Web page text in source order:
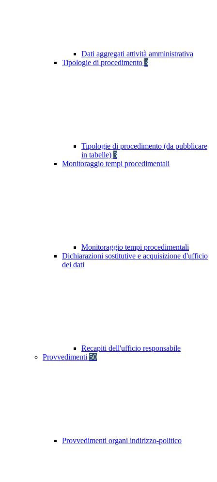
Dati aggregati attività amministrativa
Tipologie di procedimento 3
Tipologie di procedimento (da pubblicare
in tabelle) 3
Monitoraggio tempi procedimentali
Monitoraggio tempi procedimentali
Dichiarazioni sostitutive e acquisizione d'ufficio
dei dati
Recapiti dell'ufficio responsabile
Provvedimenti 50
Provvedimenti organi indirizzo-politico